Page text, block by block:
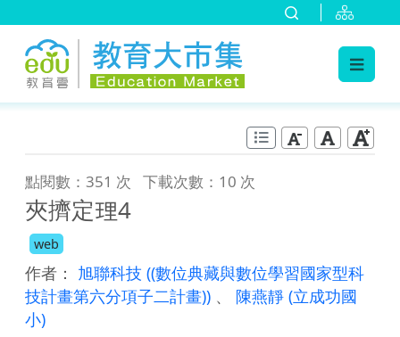
點閱數：351 次 下載次數：10 次
夾擠定理4
web
作者： 旭聯科技 ((數位典藏與數位學習國家型科
技計畫第六分項子二計畫)) 、 陳燕靜 (立成功國
小)